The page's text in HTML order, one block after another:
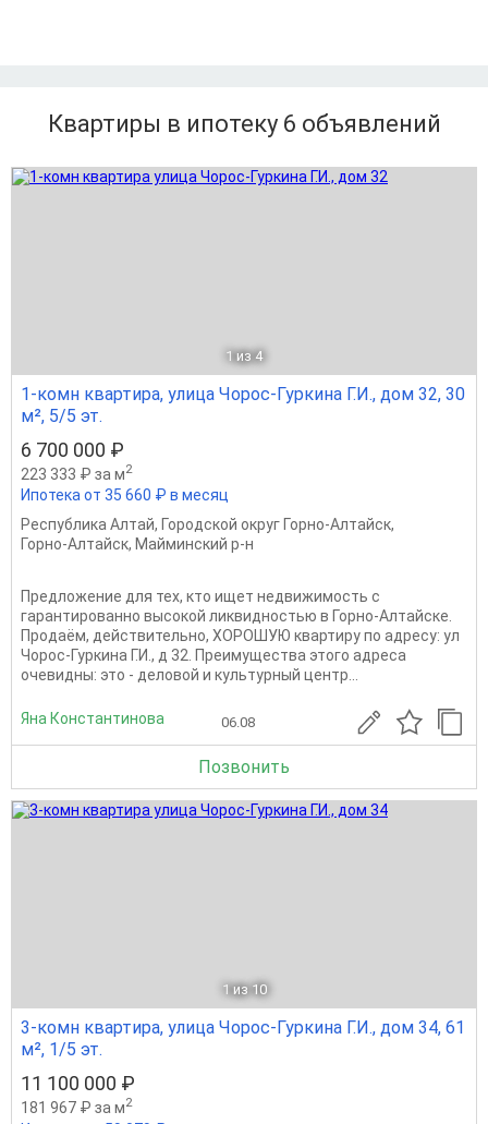
Квартиры в ипотеку 6 объявлений
1 из 4
1-комн квартира, улица Чорос-Гуркина Г.И., дом 32, 30
м², 5/5 эт.
6 700 000 ₽
223 333 ₽ за м2
Ипотека от 35 660 ₽ в месяц
Республика Алтай, Городской округ Горно-Алтайск,
Горно-Алтайск, Майминский р-н
Предложение для тех, кто ищет недвижимость с
гарантированно высокой ликвидностью в Горно-Алтайске.
Продаём, действительно, ХОРОШУЮ квартиру по адресу: ул
Чорос-Гуркина Г.И., д 32. Преимущества этого адреса
очевидны: это - деловой и культурный центр...
Яна Константинова 06.08
Позвонить
1 из 10
3-комн квартира, улица Чорос-Гуркина Г.И., дом 34, 61
м², 1/5 эт.
11 100 000 ₽
181 967 ₽ за м2